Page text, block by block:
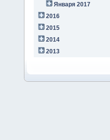
Января 2017
2016
2015
2014
2013